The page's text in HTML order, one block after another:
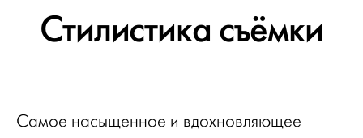
Стилистика съёмки
Самое насыщенное и вдохновляющее